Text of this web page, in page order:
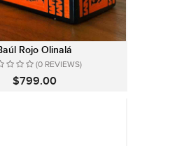
Rojo Olinalá
(0 REVIEWS)
$799.00